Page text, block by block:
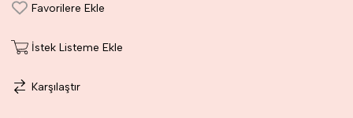
Favorilere Ekle
İstek Listeme Ekle
Karşılaştır